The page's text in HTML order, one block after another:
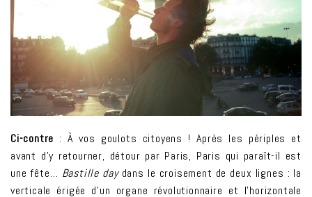
Ci-contre : À vos goulots citoyens ! Après les périples et
avant d’y retourner, détour par Paris, Paris qui paraît-il est
une fête… Bastille daydans le croisement de deux lignes : la
verticale érigée d’un organe révolutionnaire et l’horizontale